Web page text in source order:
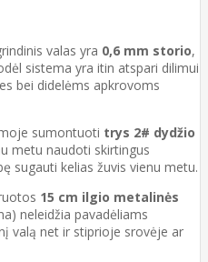
valas yra 0,6 mm storio,
sistema yra itin atspari dilimui
bei didelėms apkrovoms
sumontuoti trys 2# dydžio
metu naudoti skirtingus
sugauti kelias žuvis vienu metu.
15 cm ilgio metalinės
neleidžia pavadėliams
valą net ir stiprioje srovėje ar